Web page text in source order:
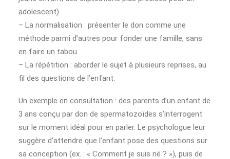
adolescent).
– La normalisation : présenter le don comme une
méthode parmi d’autres pour fonder une famille, sans
en faire un tabou.
– La répétition : aborder le sujet à plusieurs reprises, au
fil des questions de l’enfant.
Un exemple en consultation : des parents d’un enfant de
3 ans conçu par don de spermatozoïdes s’interrogent
sur le moment idéal pour en parler. Le psychologue leur
suggère d’attendre que l’enfant pose des questions sur
sa conception (ex. : « Comment je suis né ? »), puis de